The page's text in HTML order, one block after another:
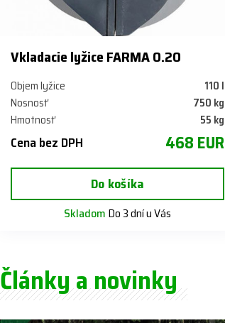
Vkladacie lyžice FARMA 0.20
Objem lyžice
110 l
Nosnosť
750 kg
Hmotnosť
55 kg
Cena bez DPH 468 EUR
Do košíka
Skladom Do 3 dní u Vás
Články a novinky